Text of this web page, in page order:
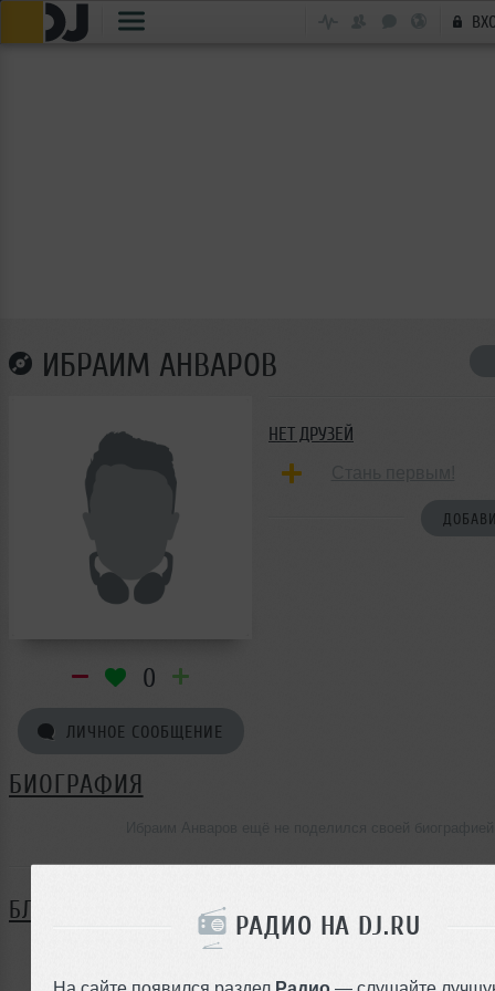
РАДИО НА DJ.RU
На сайте появился раздел Радио — слушайте
ИБРАИМ АНВАРОВ
0
ЛИЧНОЕ СООБЩЕНИЕ
НЕТ ДРУЗЕЙ
БИОГРАФИЯ
БЛОГ